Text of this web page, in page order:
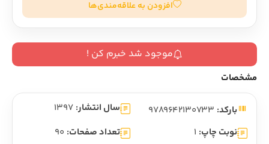
افزودن به علاقه‌مندی‌ها
موجود شد خبرم کن !
مشخصات
بارکد: سال انتشار: 1397
نوبت چاپ: 1 تعداد صفحات: 90